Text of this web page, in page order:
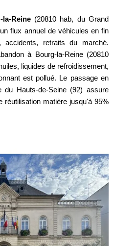
la-Reine (20810 hab, du Grand
flux annuel de véhicules en fin
retraits du marché.
à Bourg-la-Reine (20810
liquides de refroidissement,
est pollué. Le passage en
du Hauts-de-Seine (92) assure
réutilisation matière jusqu'à 95%